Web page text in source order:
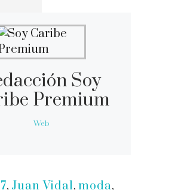
Soy
Premium
Web
, Juan Vidal, moda,